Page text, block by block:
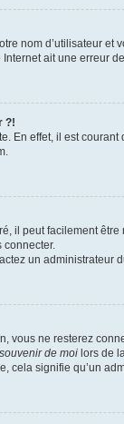
nom d’utilisateur
ait une erreur
?!
En effet, il est
il peut facilement
un administrateur
vous ne resterez
de moi lors de
signifie qu’un